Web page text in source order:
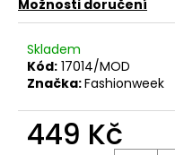
Možnosti doručení
Skladem
Kód: 17014/MOD
Značka:Fashionweek
449 Kč
KAPUCÍ
MARENIA
999
Kč
1
199